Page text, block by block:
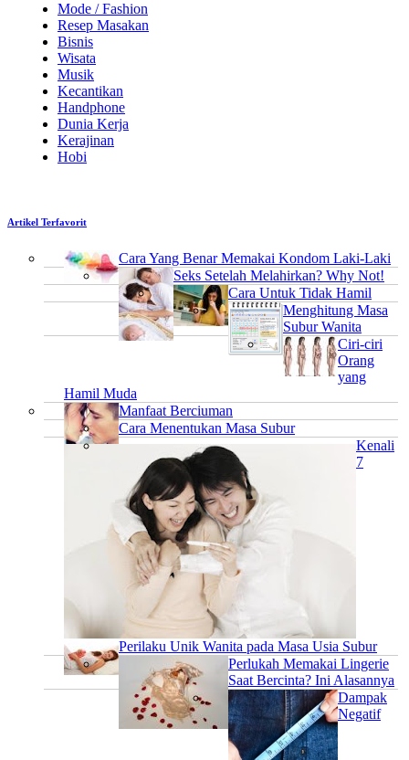
Mode / Fashion
Resep Masakan
Bisnis
Wisata
Musik
Kecantikan
Handphone
Dunia Kerja
Kerajinan
Hobi
Artikel Terfavorit
Cara Yang Benar Memakai Kondom Laki-Laki
Seks Setelah Melahirkan? Why Not!
Cara Untuk Tidak Hamil
Menghitung Masa
Subur Wanita
Ciri-ciri
Orang
yang
Hamil Muda
Manfaat Berciuman
Cara Menentukan Masa Subur
Kenali
7
Perilaku Unik Wanita pada Masa Usia Subur
Perlukah Memakai Lingerie
Saat Bercinta? Ini Alasannya
Dampak
Negatif